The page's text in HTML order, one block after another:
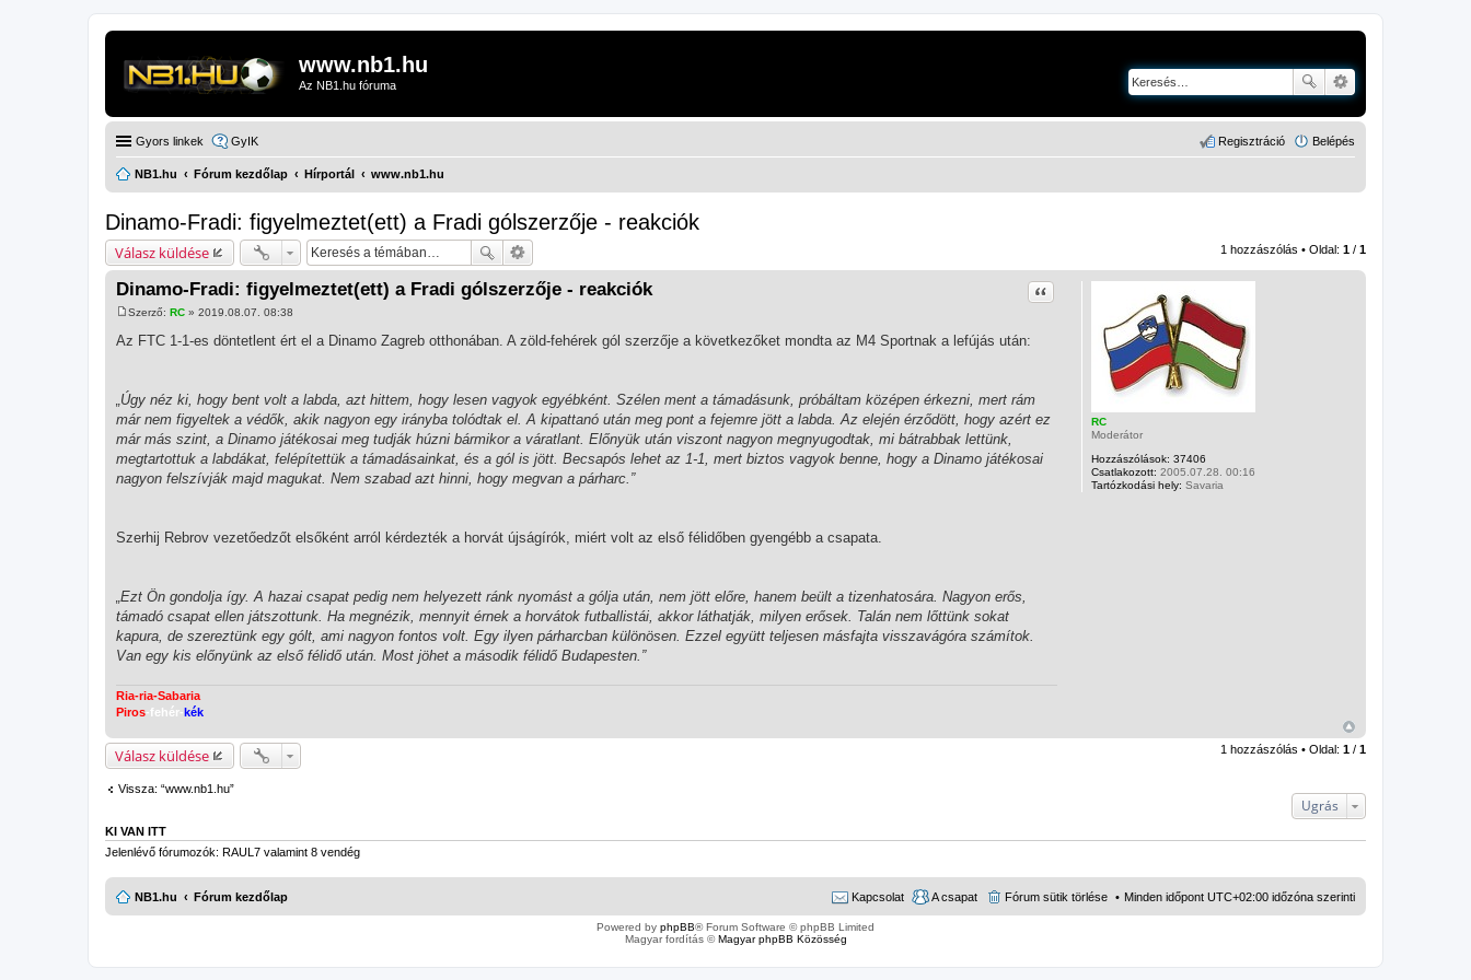
www.nb1.hu
Az NB1.hu fóruma
Gyors linkek GyIK Belépés
Regisztráció
NB1.hu Fórum kezdőlap Hírportál www.nb1.hu
Dinamo-Fradi: figyelmeztet(ett) a Fradi gólszerzője - reakciók
Válasz küldése 1 hozzászólás • Oldal: 1 / 1
RC
Moderátor
Hozzászólások: 37406
Csatlakozott: 2005.07.28. 00:16
Tartózkodási hely: Savaria
Dinamo-Fradi: figyelmeztet(ett) a Fradi gólszerzője - reakciók Idézet
z
z
ó
l
á
Szerző: RC » 2019.08.07. 08:38
Az FTC 1-1-es döntetlent ért el a Dinamo Zagreb otthonában. A zöld-fehérek gól szerzője a következőket mondta az M4 Sportnak a lefújás után:
„Úgy néz ki, hogy bent volt a labda, azt hittem, hogy lesen vagyok egyébként. Szélen ment a támadásunk, próbáltam középen érkezni, mert rám
már nem figyeltek a védők, akik nagyon egy irányba tolódtak el. A kipattanó után meg pont a fejemre jött a labda. Az elején érződött, hogy azért ez
már más szint, a Dinamo játékosai meg tudják húzni bármikor a váratlant. Előnyük után viszont nagyon megnyugodtak, mi bátrabbak lettünk,
megtartottuk a labdákat, felépítettük a támadásainkat, és a gól is jött. Becsapós lehet az 1-1, mert biztos vagyok benne, hogy a Dinamo játékosai
nagyon felszívják majd magukat. Nem szabad azt hinni, hogy megvan a párharc.”
Szerhij Rebrov vezetőedzőt elsőként arról kérdezték a horvát újságírók, miért volt az első félidőben gyengébb a csapata.
„Ezt Ön gondolja így. A hazai csapat pedig nem helyezett ránk nyomást a gólja után, nem jött előre, hanem beült a tizenhatosára. Nagyon erős,
támadó csapat ellen játszottunk. Ha megnézik, mennyit érnek a horvátok futballistái, akkor láthatják, milyen erősek. Talán nem lőttünk sokat
kapura, de szereztünk egy gólt, ami nagyon fontos volt. Egy ilyen párharcban különösen. Ezzel együtt teljesen másfajta visszavágóra számítok.
Van egy kis előnyünk az első félidő után. Most jöhet a második félidő Budapesten.”
Ria-ria-Sabaria
Piros-fehér- kék
Válasz küldése 1 hozzászólás • Oldal: 1 / 1
Vissza: “www.nb1.hu”
Ugrás
KI VAN ITT
Jelenlévő fórumozók: RAUL7 valamint 8 vendég
NB1.hu Fórum kezdőlap Minden időpont UTC+02:00 időzóna szerinti
Fórum sütik törlése
A csapat
Kapcsolat
Powered by phpBB® Forum Software © phpBB Limited
Magyar fordítás ©Magyar phpBB Közösség